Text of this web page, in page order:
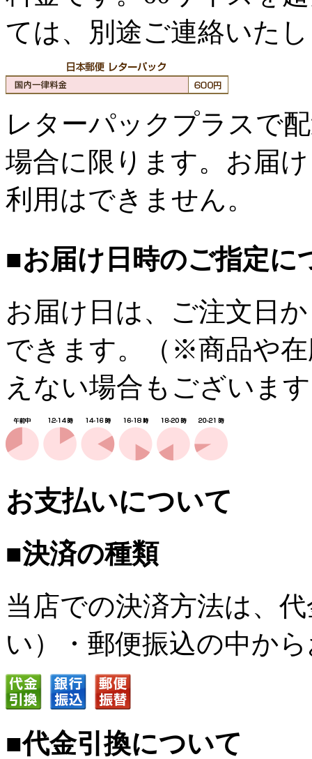
ては、別途ご連絡いた
レターパックプラスで
場合に限ります。お届
利用はできません。
■お届け日時のご指定に
お届け日は、ご注文日
できます。（※商品や
えない場合もございま
お支払いについて
■決済の種類
当店での決済方法は、
い）・郵便振込の中か
■代金引換について